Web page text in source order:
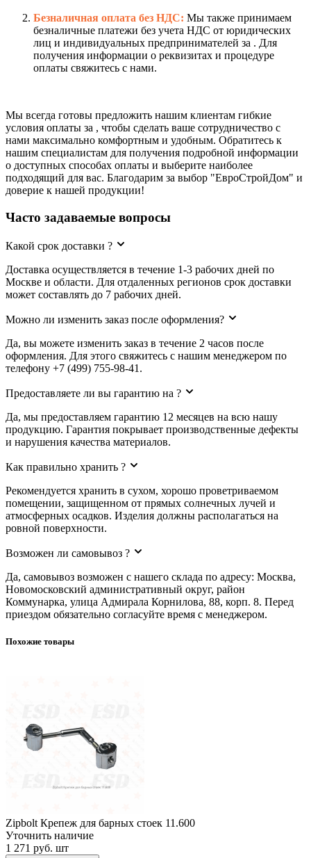
Безналичная оплата без НДС: Мы также принимаем
безналичные платежи без учета НДС от юридических
лиц и индивидуальных предпринимателей за . Для
получения информации о реквизитах и процедуре
оплаты свяжитесь с нами.
Мы всегда готовы предложить нашим клиентам гибкие
условия оплаты за , чтобы сделать ваше сотрудничество с
нами максимально комфортным и удобным. Обратитесь к
нашим специалистам для получения подробной информации
о доступных способах оплаты и выберите наиболее
подходящий для вас. Благодарим за выбор "ЕвроСтройДом" и
доверие к нашей продукции!
Часто задаваемые вопросы
Какой срок доставки ?
Доставка осуществляется в течение 1-3 рабочих дней по
Москве и области. Для отдаленных регионов срок доставки
может составлять до 7 рабочих дней.
Можно ли изменить заказ после оформления?
Да, вы можете изменить заказ в течение 2 часов после
оформления. Для этого свяжитесь с нашим менеджером по
телефону +7 (499) 755-98-41.
Предоставляете ли вы гарантию на ?
Да, мы предоставляем гарантию 12 месяцев на всю нашу
продукцию. Гарантия покрывает производственные дефекты
и нарушения качества материалов.
Как правильно хранить ?
Рекомендуется хранить в сухом, хорошо проветриваемом
помещении, защищенном от прямых солнечных лучей и
атмосферных осадков. Изделия должны располагаться на
ровной поверхности.
Возможен ли самовывоз ?
Да, самовывоз возможен с нашего склада по адресу: Москва,
Новомосковский административный округ, район
Коммунарка, улица Адмирала Корнилова, 88, корп. 8. Перед
приездом обязательно согласуйте время с менеджером.
Похожие товары
Zipbolt Крепеж для барных стоек 11.600
Уточнить наличие
1 271 руб. шт